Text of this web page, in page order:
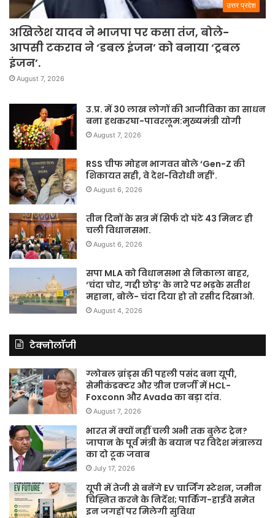
उत्तर प्रदेश
अखिलेश यादव ने भाजपा पर कसा तंज, बोले-
आपसी टकराव ने ‘डबल इंजन’ को बनाया ‘ट्रबल
इंजन’.
August 7, 2026
उ.प्र. में 30 लाख लोगों की आजीविका का साधन
बना हथकरघा-पावरलूम:मुख्यमंत्री योगी
August 7, 2026
RSS चीफ मोहन भागवत बोले ‘Gen-Z की
शिकायत सही, वे देश-विरोधी नहीं’.
August 6, 2026
तीन दिनों के सत्र में सिर्फ दो घंटे 43 मिनट ही
चली विधानसभा.
August 6, 2026
सपा MLA को विधानसभा से निकाला बाहर,
‘चंदा चोर, गद्दी छोड़’ के नारे पर भड़के सतीश
महाना, बोले- चंदा दिया हो तो रसीद दिखाओ.
August 4, 2026
टेक्नोलॉजी
ग्लोबल ब्रांड्स की पहली पसंद बना यूपी,
सेमीकंडक्टर और ग्रीन एनर्जी में HCL-
Foxconn और Avada का बड़ा दांव.
August 7, 2026
भारत में क्यों नहीं चली अभी तक बुलेट ट्रेन?
जापान के पूर्व मंत्री के बयान पर विदेश मंत्रालय
का दो टूक जवाब
July 17, 2026
यूपी में तेजी से बनेंगे EV चार्जिंग स्टेशन, जमीन
चिह्नित करने के निर्देश; पार्किंग-हाईवे समेत
इन जगहों पर मिलेगी सुविधा